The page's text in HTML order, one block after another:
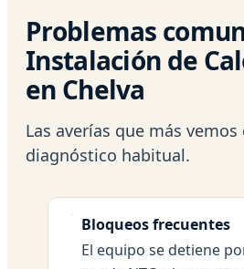
Problemas
Instalación de
en Chelva
Las averías que más vemos
diagnóstico habitual.
Bloqueos frecuentes
El equipo se detiene